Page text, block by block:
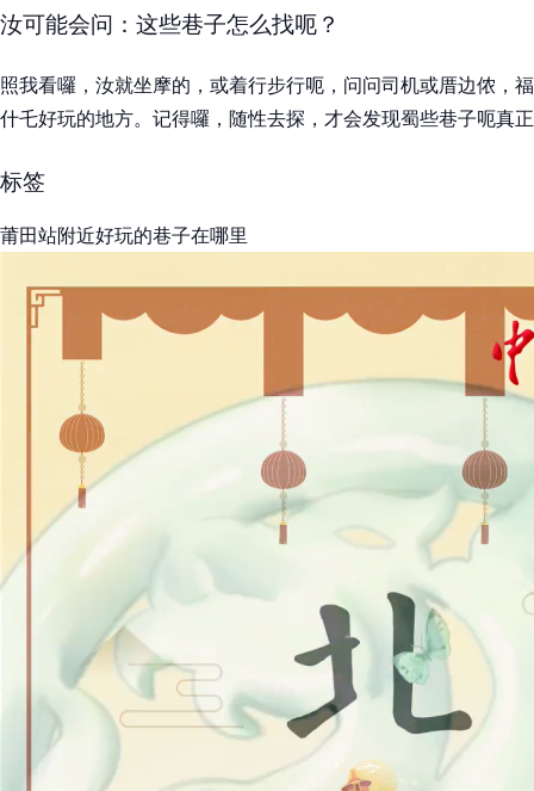
汝可能会问：这些巷子怎么找呃？
照我看囉，汝就坐摩的，或着行步行呃，问问司机或厝边侬，
什乇好玩的地方。记得囉，随性去探，才会发现蜀些巷子呃真
标签
莆田站附近好玩的巷子在哪里